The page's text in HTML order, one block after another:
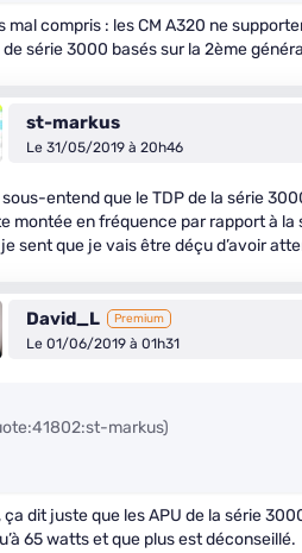
mal compris : les CM A320 ne
de série 3000 basés sur la 2ème
st-markus
Le 31/05/2019 à 20h46
entend que le TDP de la série
montée en fréquence par rapport à la
sent que je vais être déçu d’avoir
David_L Premium
Le 01/06/2019 à 01h31
markus)
ça dit juste que les APU de la série
65 watts et que plus est déconseillé.